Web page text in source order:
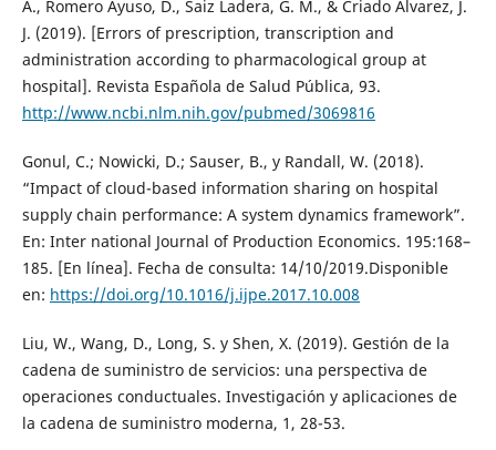
A., Romero Ayuso, D., Saiz Ladera, G. M., & Criado Álvarez, J.
J. (2019). [Errors of prescription, transcription and
administration according to pharmacological group at
hospital]. Revista Española de Salud Pública, 93.
http://www.ncbi.nlm.nih.gov/pubmed/3069816
Gonul, C.; Nowicki, D.; Sauser, B., y Randall, W. (2018).
“Impact of cloud-based information sharing on hospital
supply chain performance: A system dynamics framework”.
En: Inter national Journal of Production Economics. 195:168–
185. [En línea]. Fecha de consulta: 14/10/2019.Disponible
en: https://doi.org/10.1016/j.ijpe.2017.10.008
Liu, W., Wang, D., Long, S. y Shen, X. (2019). Gestión de la
cadena de suministro de servicios: una perspectiva de
operaciones conductuales. Investigación y aplicaciones de
la cadena de suministro moderna, 1, 28-53.